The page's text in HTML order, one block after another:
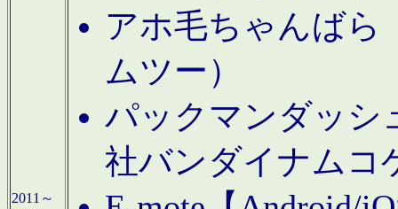
2011～
アホ毛ちゃんばら
ムツー）
パックマンダッシ
社バンダイナムコ